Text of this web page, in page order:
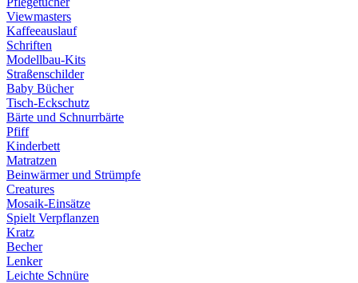
Viewmasters
Kaffeeauslauf
Schriften
Modellbau-Kits
Straßenschilder
Baby Bücher
Tisch-Eckschutz
Bärte und Schnurrbärte
Pfiff
Kinderbett
Matratzen
Beinwärmer und Strümpfe
Creatures
Mosaik-Einsätze
Spielt Verpflanzen
Kratz
Becher
Lenker
Leichte Schnüre